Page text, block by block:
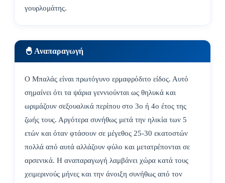
γουρλομάτης.
🐣 Αναπαραγωγή
Ο Μπαλάς είναι πρωτόγυνο ερμαφρόδιτο είδος. Αυτό
σημαίνει ότι τα ψάρια γεννιούνται ως θηλυκά και
ωριμάζουν σεξουαλικά περίπου στο 3ο ή 4ο έτος της
ζωής τους. Αργότερα συνήθως μετά την ηλικία των 5
ετών και όταν φτάσουν σε μέγεθος 25-30 εκατοστών
πολλά από αυτά αλλάζουν φύλο και μετατρέπονται σε
αρσενικά. Η αναπαραγωγή λαμβάνει χώρα κατά τους
χειμερινούς μήνες και την άνοιξη συνήθως από τον